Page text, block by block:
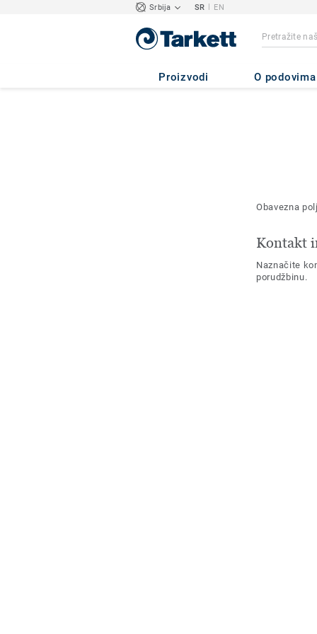
Srbija SR | EN
Proizvodi O podovima
Obavezna
Kontakt
Naznačite
porudžbinu.